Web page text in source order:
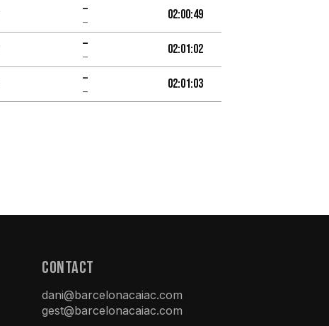
–
–
02:00:49
–
–
02:01:02
–
–
02:01:03
ConTACt
dani@barcelonacaiac.com
gest@barcelonacaiac.com